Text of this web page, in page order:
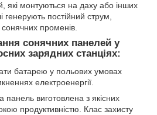
які монтуються на даху або інших
генерують постійний струм,
променів.
сонячних панелей у
зарядних станціях:
батарею у польових умовах
електроенергії.
панель виготовлена з якісних
продуктивністю. Клас захисту